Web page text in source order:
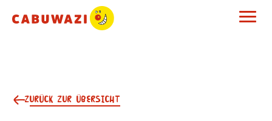
ZURÜCK ZUR ÜBERSICHT